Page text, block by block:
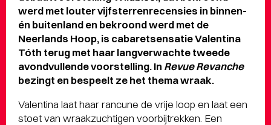
werd met louter vijfsterrenrecensies in binnen-
én buitenland en bekroond werd met de
Neerlands Hoop, is cabaretsensatie Valentina
Tóth terug met haar langverwachte tweede
avondvullende voorstelling. In Revue Revanche
bezingt en bespeelt ze het thema wraak.
Valentina laat haar rancune de vrije loop en laat een
stoet van wraakzuchtigen voorbijtrekken. Een